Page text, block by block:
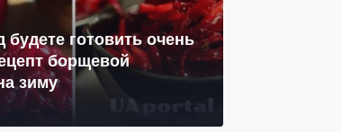
будете готовить очень
борщевой
зиму